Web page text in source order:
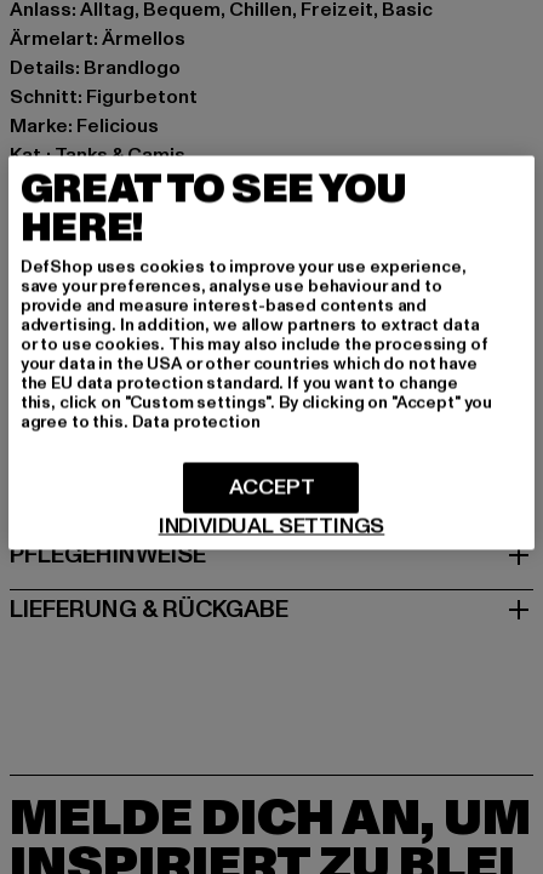
Anlass: Alltag, Bequem, Chillen, Freizeit, Basic
Ärmelart: Ärmellos
Details: Brandlogo
Schnitt: Figurbetont
Marke: Felicious
Kat.: Tanks & Camis
Farbe: violet
Hersteller Farbe: violet
Materialzusammensetzung: 90% Baumwolle, 10%
Elasthan
Art.Nr: PD00007259-03353
Hersteller: Urban Styles Agency GmbH & Co. KG |
agentur@urbanstylesagency.com
Schanzenstraße 41 | 51063 Köln | DE
GRÖSSE & PASSFORM
PFLEGEHINWEISE
LIEFERUNG & RÜCKGABE
MELDE DICH AN, UM
GREAT TO SEE YOU
HERE!
DefShop uses cookies to improve your use experience,
save your preferences, analyse use behaviour and to
provide and measure interest-based contents and
advertising. In addition, we allow partners to extract data
or to use cookies. This may also include the processing of
your data in the USA or other countries which do not have
the EU data protection standard. If you want to change
this, click on "Custom settings". By clicking on "Accept" you
agree to this. Data protection
INDIVIDUAL SETTINGS
ACCEPT